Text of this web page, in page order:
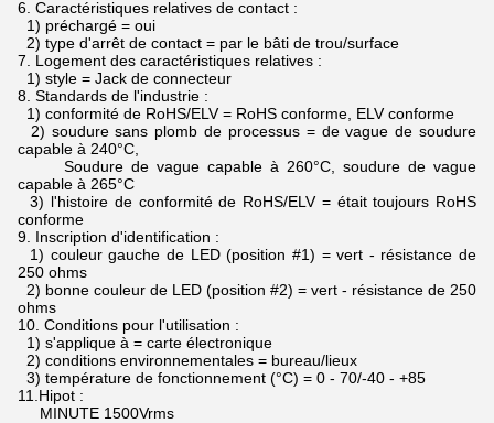
6. Caractéristiques relatives de contact :
1) préchargé = oui
2) type d'arrêt de contact = par le bâti de trou/surface
7. Logement des caractéristiques relatives :
1) style = Jack de connecteur
8. Standards de l'industrie :
1) conformité de RoHS/ELV = RoHS conforme, ELV conforme
2) soudure sans plomb de processus = de vague de soudure
capable à 240°C,
Soudure de vague capable à 260°C, soudure de vague
capable à 265°C
3) l'histoire de conformité de RoHS/ELV = était toujours RoHS
conforme
9. Inscription d'identification :
1) couleur gauche de LED (position #1) = vert - résistance de
250 ohms
2) bonne couleur de LED (position #2) = vert - résistance de 250
ohms
10. Conditions pour l'utilisation :
1) s'applique à = carte électronique
2) conditions environnementales = bureau/lieux
3) température de fonctionnement (°C) = 0 - 70/-40 - +85
11.Hipot :
MINUTE 1500Vrms